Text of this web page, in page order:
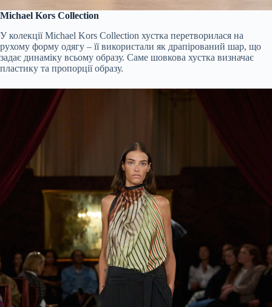
Michael Kors Collection
У колекції Michael Kors Collection хустка перетворилася на
рухому форму одягу – її використали як драпірований шар, що
задає динаміку всьому образу. Саме шовкова хустка визначає
пластику та пропорції образу.